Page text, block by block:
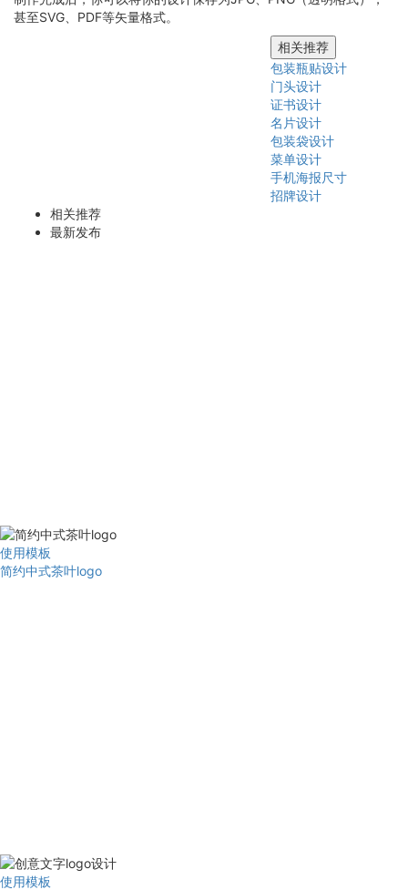
甚至SVG、PDF等矢量格式。
相关推荐
包装瓶贴设计
门头设计
证书设计
名片设计
包装袋设计
菜单设计
手机海报尺寸
招牌设计
相关推荐
最新发布
使用模板
简约中式茶叶logo
使用模板